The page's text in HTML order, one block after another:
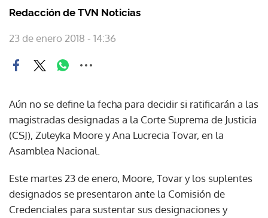
Redacción de TVN Noticias
23 de enero 2018 - 14:36
Aún no se define la fecha para decidir si ratificarán a las
magistradas designadas a la Corte Suprema de Justicia
(CSJ), Zuleyka Moore y Ana Lucrecia Tovar, en la
Asamblea Nacional.
Este martes 23 de enero, Moore, Tovar y los suplentes
designados se presentaron ante la Comisión de
Credenciales para sustentar sus designaciones y